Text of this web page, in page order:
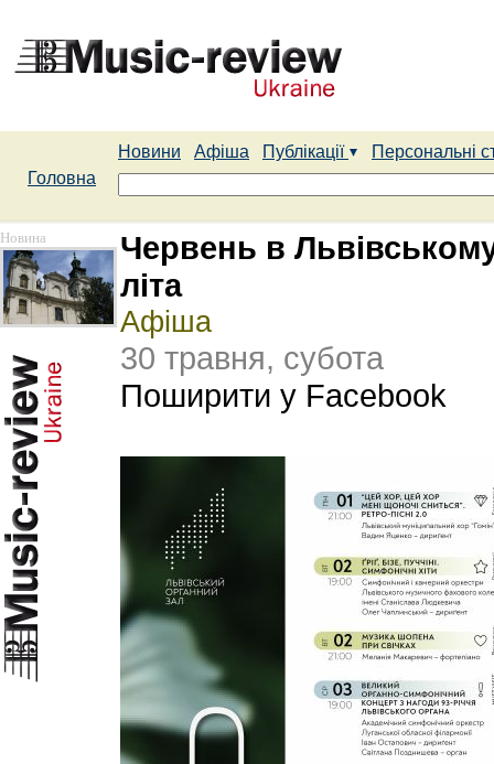
Новини Афіша Публікації
Персональні
Головна
Новина
Червень в
літа
Афіша
30 травня, субота
Поширити у Facebook